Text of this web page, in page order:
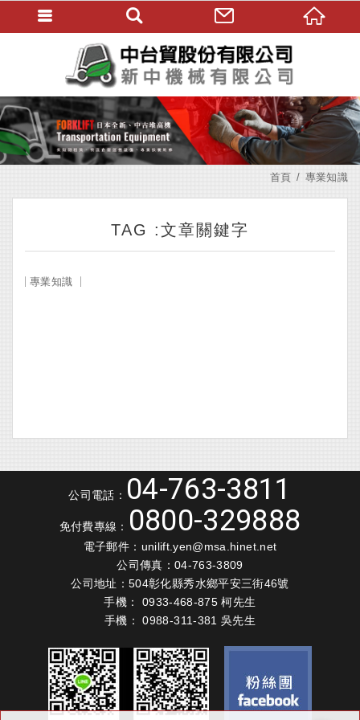
首頁 專業知識
TAG :文章關鍵字
專業知識
公司電話： 04-763-3811
免付費專線： 0800-329888
電子郵件： unilift.yen@msa.hinet.net
公司傳真：04-763-3809
公司地址：504彰化縣秀水鄉平安三街46號
手機： 0933-468-875 柯先生
手機：0988-311-381 吳先生